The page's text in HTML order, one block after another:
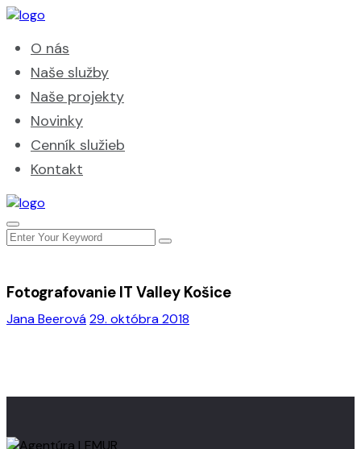
O nás
Naše služby
Naše projekty
Novinky
Cenník služieb
Kontakt
Jana Beerová29. októbra 2018
Fotografovanie IT Valley Košice